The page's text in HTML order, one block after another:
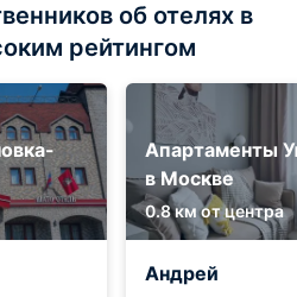
об отелях в
рейтингом
Апартаменты
в Москве
0.8 км от центра
Андрей